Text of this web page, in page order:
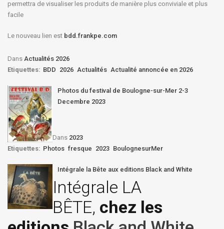
permettra de visualiser les produits de manière plus conviviale et plus
facile
Le nouveau lien est bdd.frankpe.com
Dans Actualités 2026
Etiquettes: BDD 2026 Actualités Actualité annoncée en 2026
Photos du festival de Boulogne-sur-Mer 2-3
Decembre 2023
Dans 2023
Etiquettes: Photos fresque 2023 BoulognesurMer
Intégrale la Bête aux editions Black and White
Intégrale LA
BÊTE, chez les